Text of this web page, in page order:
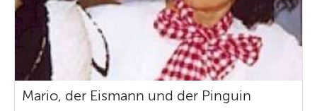
Mario, der Eismann und der Pinguin